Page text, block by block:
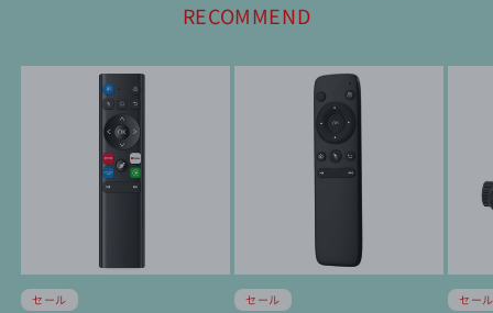
RECOMMEND
セール セール セール